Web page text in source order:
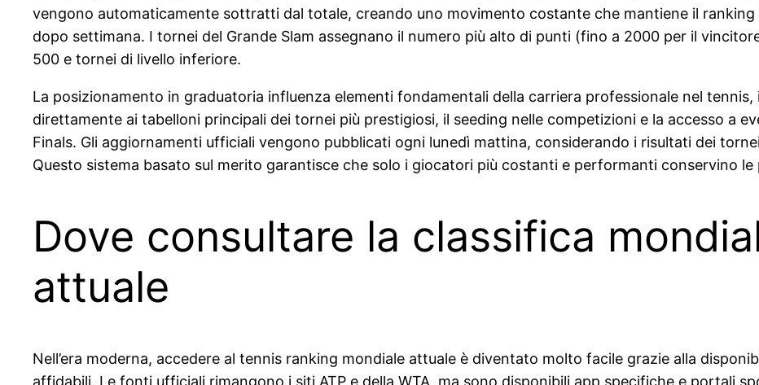
vengono automaticamente sottratti dal totale, creando uno movimento costante che mantiene il
dopo settimana. I tornei del Grande Slam assegnano il numero più alto di punti (fino a 2000 per il
500 e tornei di livello inferiore.
La posizionamento in graduatoria influenza elementi fondamentali della carriera professionale nel
direttamente ai tabelloni principali dei tornei più prestigiosi, il seeding nelle competizioni e la accesso a
Finals. Gli aggiornamenti ufficiali vengono pubblicati ogni lunedì mattina, considerando i risultati dei
Questo sistema basato sul merito garantisce che solo i giocatori più costanti e performanti conservino
Dove consultare la classifica
attuale
Nell’era moderna, accedere al tennis ranking mondiale attuale è diventato molto facile grazie alla
affidabili. Le fonti ufficiali rimangono i siti ATP e della WTA, ma sono disponibili app specifiche e portali